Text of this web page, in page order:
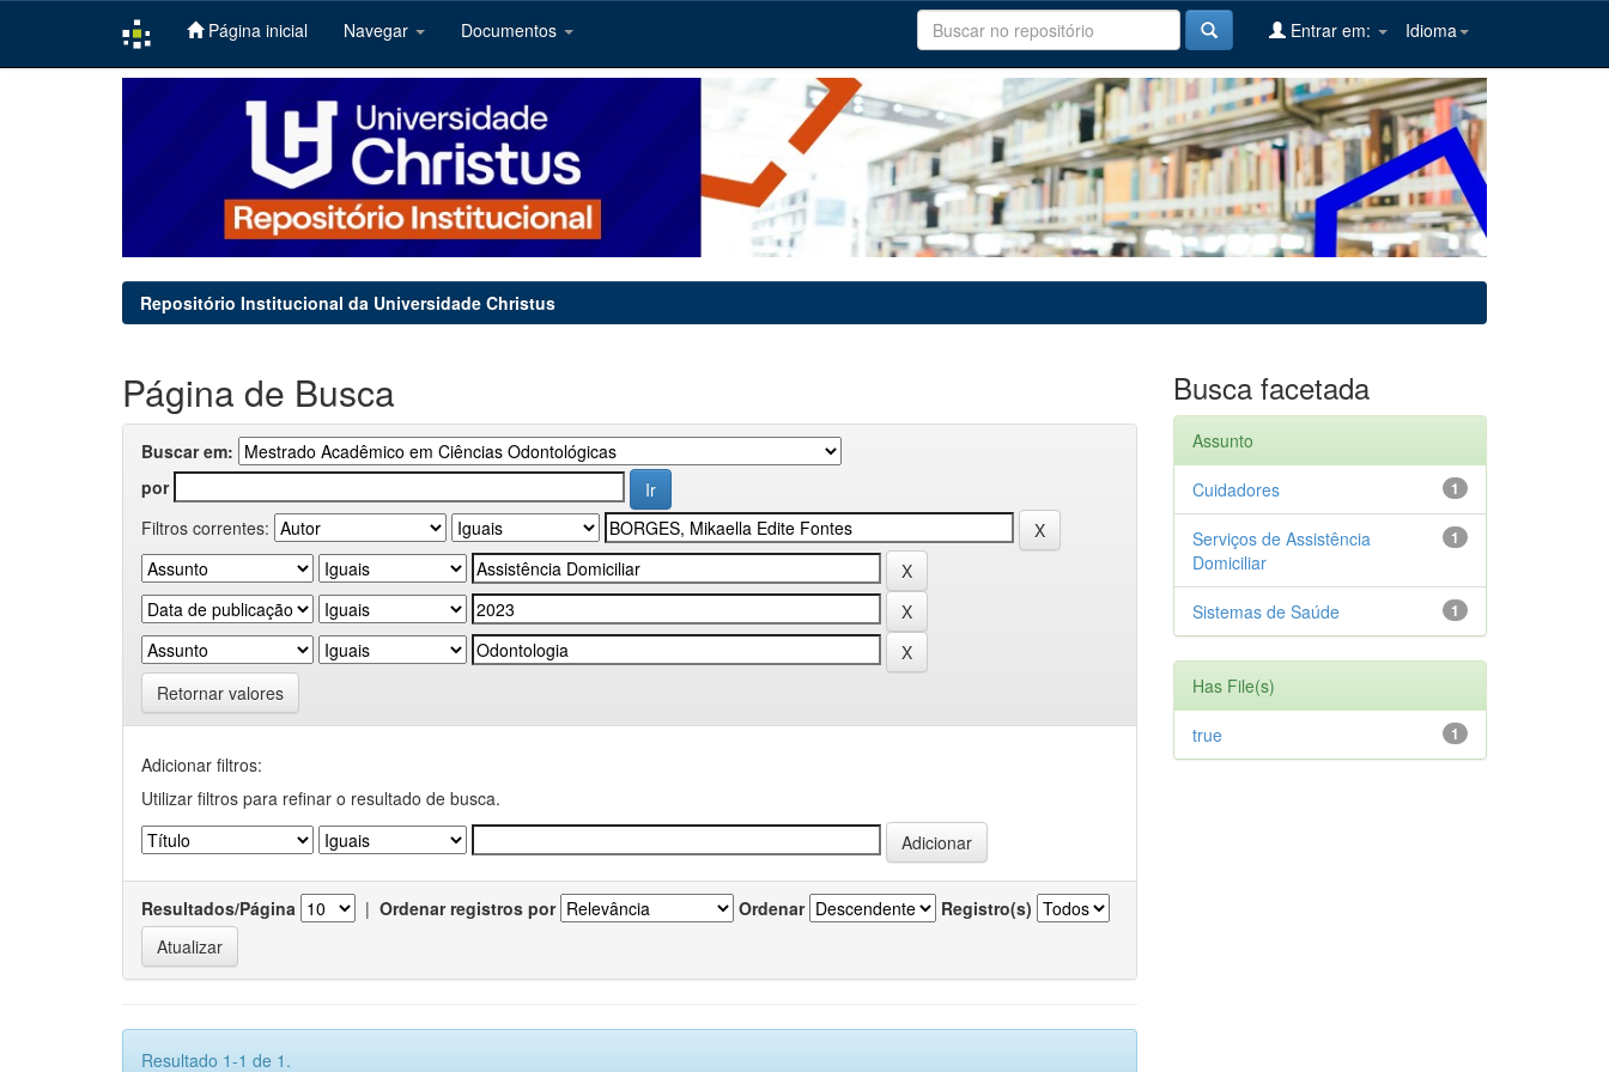
Página inicial Navegar Documentos Idioma
Entrar em:
Repositório Institucional da Universidade Christus
Página de Busca
Buscar em:
por
Filtros correntes:
Retornar valores
Adicionar filtros:
Utilizar filtros para refinar o resultado de busca.
Resultados/Página | Ordenar registros por Ordenar Registro(s)
Resultado 1-1 de 1.
Busca facetada
Assunto
1
Cuidadores
1
Serviços de Assistência
Domiciliar
1
Sistemas de Saúde
Has File(s)
1
true